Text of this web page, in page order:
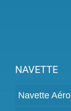
NAVETTE
Navette